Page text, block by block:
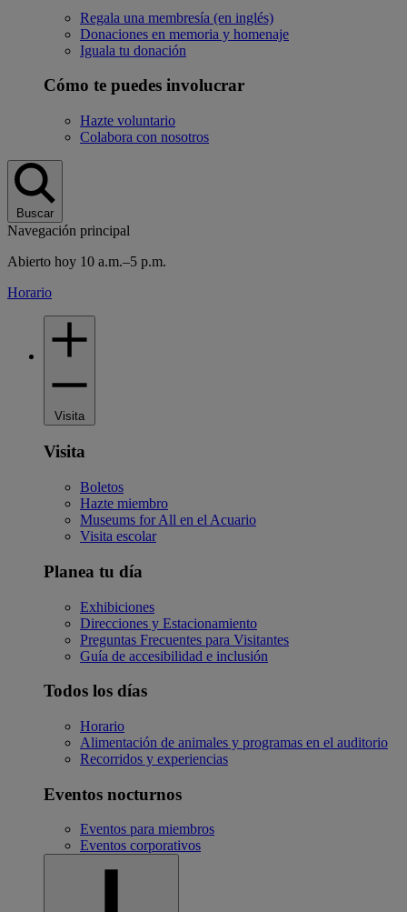
Regala una membresía (en inglés)
Donaciones en memoria y homenaje
Iguala tu donación
Cómo te puedes involucrar
Hazte voluntario
Colabora con nosotros
Buscar
Navegación principal
Abierto hoy 10 a.m.–5 p.m.
Horario
Visita
Visita
Boletos
Hazte miembro
Museums for All en el Acuario
Visita escolar
Planea tu día
Exhibiciones
Direcciones y Estacionamiento
Preguntas Frecuentes para Visitantes
Guía de accesibilidad e inclusión
Todos los días
Horario
Alimentación de animales y programas en el auditorio
Recorridos y experiencias
Eventos nocturnos
Eventos para miembros
Eventos corporativos